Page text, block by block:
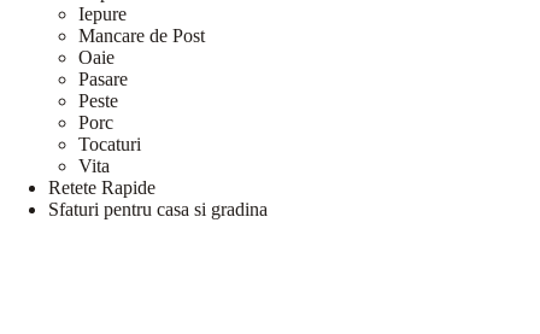
Iepure
Mancare de Post
Oaie
Pasare
Peste
Porc
Tocaturi
Vita
Retete Rapide
Sfaturi pentru casa si gradina